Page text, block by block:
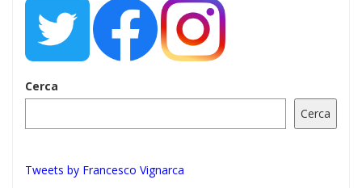
Cerca
Cerca
Tweets by Francesco Vignarca